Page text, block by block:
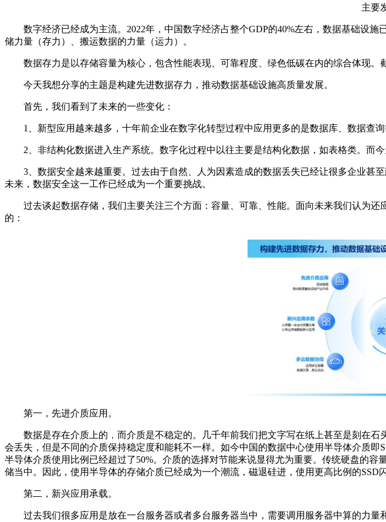
主要
数字经济已经成为主流。2022年，中国数字经济占整个GDP的40%左右，数据基础设
储力量（存力）、搬运数据的力量（运力）。
数据存力是以存储容量为核心，包含性能表现、可靠程度、绿色低碳在内的综合体现。
今天我想分享的主题是构建先进数据存力，推动数据基础设施高质量发展。
首先，我们看到了未来的一些变化：
1、新型应用越来越多，十年前企业在数字化转型过程中应用更多的是数据库、数据查
2、非结构化数据进入生产系统。数字化过程中以往主要是结构化数据，如表格类。而
3、数据安全越来越重要。过去由于自然、人为因素造成的数据丢失已经让很多企业甚
未来，数据安全这一工作已经成为一个重要挑战。
过去谈起数据存储，我们主要关注三个方面：容量、可靠、性能。面向未来我们认为还
的：
第一，先进介质应用。
数据是存在介质上的 ， 而介质是不稳定的。几千年前我们把文字写在纸上甚至是刻在
会丢失，但是不同的介质保持稳定度和能耗不一样。如今中国的数据中心使用半导体介质
半导体介质使用比例已经超过了50%。介质的选择对节能来说显得尤为重要。传统硬盘的
储当中。因此，使用半导体的存储介质已经成为一个潮流，磁退硅进，使用更高比例的SSD
第二，新兴应用承载。
过去我们很多应用是放在一台服务器或者多台服务器当中，需要调用服务器中算的力